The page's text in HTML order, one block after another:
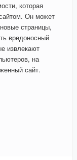
которая
Он может
страницы,
вредоносный
извлекают
на
сайт.